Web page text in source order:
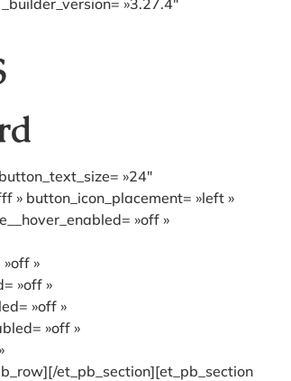
»3.27.4″
»24″
» button_icon_placement= »left »
»off »
»
»off »
»off »
»off »
et_pb_section][et_pb_section